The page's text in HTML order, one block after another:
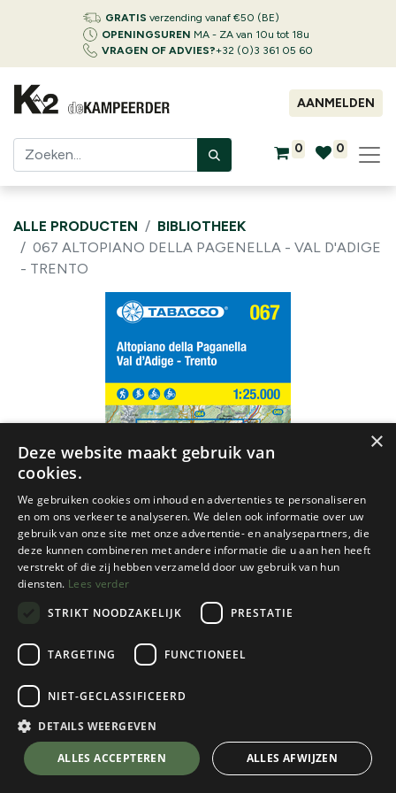
GRATIS verzending vanaf €50 (BE)
OPENINGSUREN MA - ZA van 10u tot 18u
VRAGEN OF ADVIES?+32 (0)3 361 05 60
AANMELDEN
0 0
ALLE PRODUCTEN
BIBLIOTHEEK
067 ALTOPIANO DELLA PAGENELLA - VAL D'ADIGE
- TRENTO
Tabacco
067 Altopiano Della Pagenella - Val
d'Adige - Trento
💬 Stel je vraag over dit product via WhatsApp
×
Deze website maakt gebruik van
cookies.
We gebruiken cookies om inhoud en advertenties te personaliseren
en om ons verkeer te analyseren. We delen ook informatie over uw
gebruik van onze site met onze advertentie- en analysepartners, die
deze kunnen combineren met andere informatie die u aan hen heeft
verstrekt of die zij hebben verzameld door uw gebruik van hun
diensten. Lees verder
STRIKT NOODZAKELIJK
PRESTATIE
TARGETING FUNCTIONEEL
NIET-GECLASSIFICEERD
DETAILS WEERGEVEN
ALLES ACCEPTEREN ALLES AFWIJZEN